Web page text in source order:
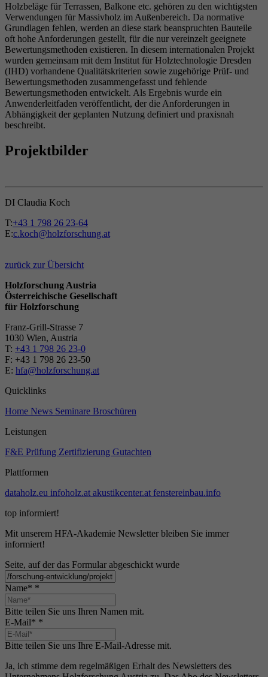
Holzbeläge für Terrassen, Balkone etc. gehören zu den wichtigsten
Verwendungen für Massivholz im Außenbereich. Da normative
Grundlagen fehlen, werden an diese stark beanspruchten Bauteile
oft hohe Anforderungen gestellt, für die nur vereinzelt geeignete
Bewertungsmethoden existieren. In diesem internationalen Projekt
wurden gemeinsam mit dem Institut für Holztechnologie Dresden
(IHD) vorhandene Qualitätskriterien sowie zugehörige Prüf- und
Bewertungsmethoden zusammengefasst und fehlende
Bewertungsmethoden entwickelt. Als Ergebnis wurde ein
Anwenderleitfaden veröffentlicht, der die Anforderungen in
Abhängigkeit der geplanten Nutzung definiert und praxisnah
beschreibt.
Projektbilder
DI Claudia Koch
T:+43 1 798 26 23-64
E:c.koch@holzforschung.at
zurück zur Übersicht
Holzforschung Austria
Österreichische Gesellschaft
für Holzforschung
Franz-Grill-Strasse 7
1030 Wien, Austria
T: +43 1 798 26 23-0
​​F: +43 1 798 26 23-50
E: hfa@holzforschung.at
Quicklinks
Home News Seminare Broschüren
Leistungen
F&E Prüfung Zertifizierung Gutachten
Plattformen
dataholz.eu infoholz.at akustikcenter.at fenstereinbau.info
top informiert!
Mit unserem HFA-Akademie Newsletter bleiben Sie immer
informiert!
Seite, auf der das Formular abgeschickt wurde
Name* *
Bitte teilen Sie uns Ihren Namen mit.
E-Mail* *
Bitte teilen Sie uns Ihre E-Mail-Adresse mit.
Ja, ich stimme dem regelmäßigen Erhalt des Newsletters des